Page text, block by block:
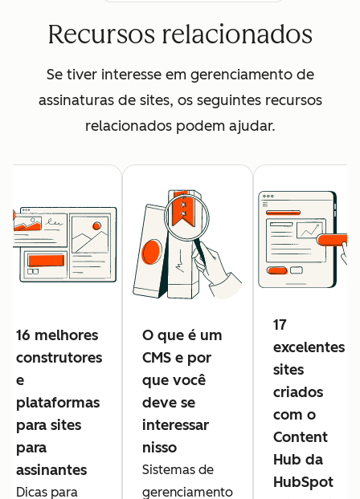
Recursos relacionados
Se tiver interesse em gerenciamento de
assinaturas de sites, os seguintes recursos
relacionados podem ajudar.
16 melhores
construtores
e
plataformas
para sites
para
assinantes
Dicas para
O que é um
CMS e por
que você
deve se
interessar
nisso
Sistemas de
gerenciamento
17
excelentes
sites
criados
com o
Content
Hub da
HubSpot